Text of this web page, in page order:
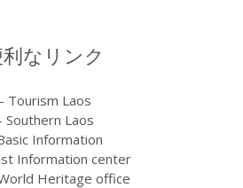
なリンク
Tourism Laos
Southern Laos
Information
Information center
Heritage office